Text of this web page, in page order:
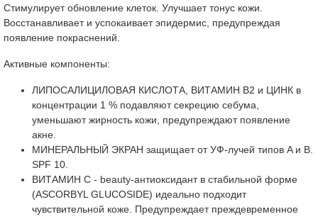
Стимулирует обновление клеток. Улучшает тонус кожи.
Восстанавливает и успокаивает эпидермис, предупреждая
появление покраснений.
Активные компоненты:
ЛИПОСАЛИЦИЛОВАЯ КИСЛОТА, ВИТАМИН B2 и ЦИНК в
концентрации 1 % подавляют секрецию себума,
уменьшают жирность кожи, предупреждают появление
акне.
МИНЕРАЛЬНЫЙ ЭКРАН защищает от УФ-лучей типов A и B.
SPF 10.
ВИТАМИН С - beauty-антиоксидант в стабильной форме
(ASCORBYL GLUCOSIDE) идеально подходит
чувствительной коже. Предупреждает преждевременное